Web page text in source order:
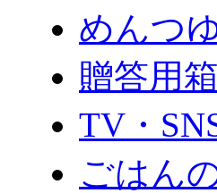
めんつ
贈答用箱
TV・
ごはん